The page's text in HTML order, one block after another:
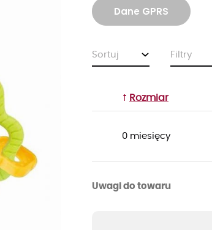
Dane GPRS
Sortuj Filtry
Rozmiar
0 miesięcy
Uwagi do towaru